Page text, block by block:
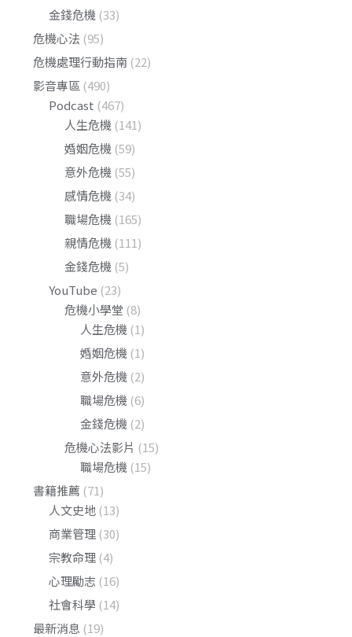
金錢危機 (33)
危機心法 (95)
危機處理行動指南 (22)
影音專區 (490)
Podcast (467)
人生危機 (141)
婚姻危機 (59)
意外危機 (55)
感情危機 (34)
職場危機 (165)
親情危機 (111)
金錢危機 (5)
YouTube (23)
危機小學堂 (8)
人生危機 (1)
婚姻危機 (1)
意外危機 (2)
職場危機 (6)
金錢危機 (2)
危機心法影片 (15)
職場危機 (15)
書籍推薦 (71)
人文史地 (13)
商業管理 (30)
宗教命理 (4)
心理勵志 (16)
社會科學 (14)
最新消息 (19)